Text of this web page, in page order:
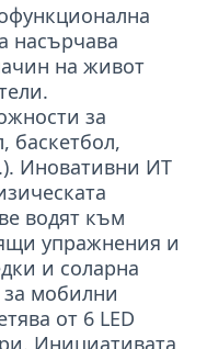
насърчава
на живот
за
баскетбол,
Иновативни ИТ
водят към
упражнения и
и соларна
за мобилни
от 6 LED
Инициативата